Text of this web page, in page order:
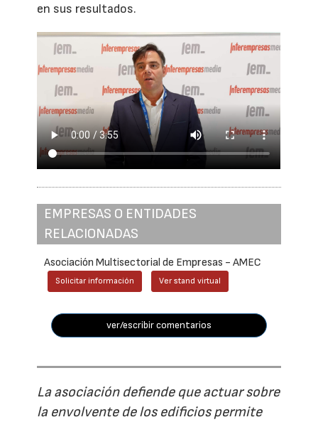
en sus resultados.
EMPRESAS O ENTIDADES
RELACIONADAS
Asociación Multisectorial de Empresas - AMEC
Solicitar información Ver stand virtual
ver/escribir comentarios
La asociación defiende que actuar sobre
la envolvente de los edificios permite